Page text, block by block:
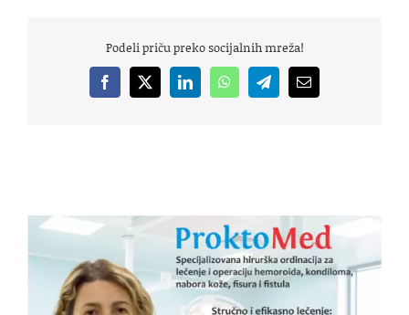
Podeli priču preko socijalnih mreža!
Facebook
X LinkedInWhatsAppTelegramEmail